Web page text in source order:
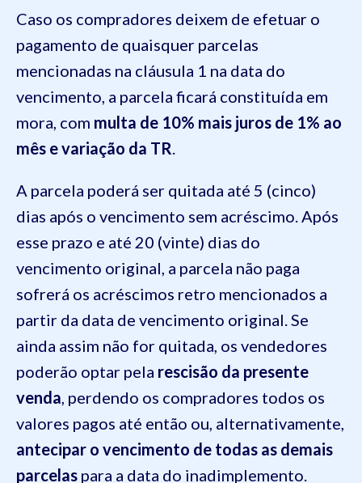
Caso os compradores deixem de efetuar o
pagamento de quaisquer parcelas
mencionadas na cláusula 1 na data do
vencimento, a parcela ficará constituída em
mora, com multa de 10% mais juros de 1% ao
mês e variação da TR.
A parcela poderá ser quitada até 5 (cinco)
dias após o vencimento sem acréscimo. Após
esse prazo e até 20 (vinte) dias do
vencimento original, a parcela não paga
sofrerá os acréscimos retro mencionados a
partir da data de vencimento original. Se
ainda assim não for quitada, os vendedores
poderão optar pela rescisão da presente
venda, perdendo os compradores todos os
valores pagos até então ou, alternativamente,
antecipar o vencimento de todas as demais
parcelas para a data do inadimplemento.